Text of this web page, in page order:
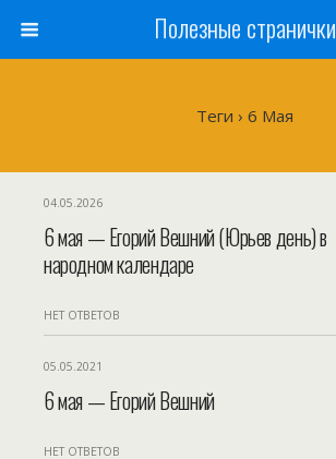
Полезные странички
Теги › 6 Мая
04.05.2026
6 мая — Егорий Вешний (Юрьев день) в
народном календаре
НЕТ ОТВЕТОВ
05.05.2021
6 мая — Егорий Вешний
НЕТ ОТВЕТОВ